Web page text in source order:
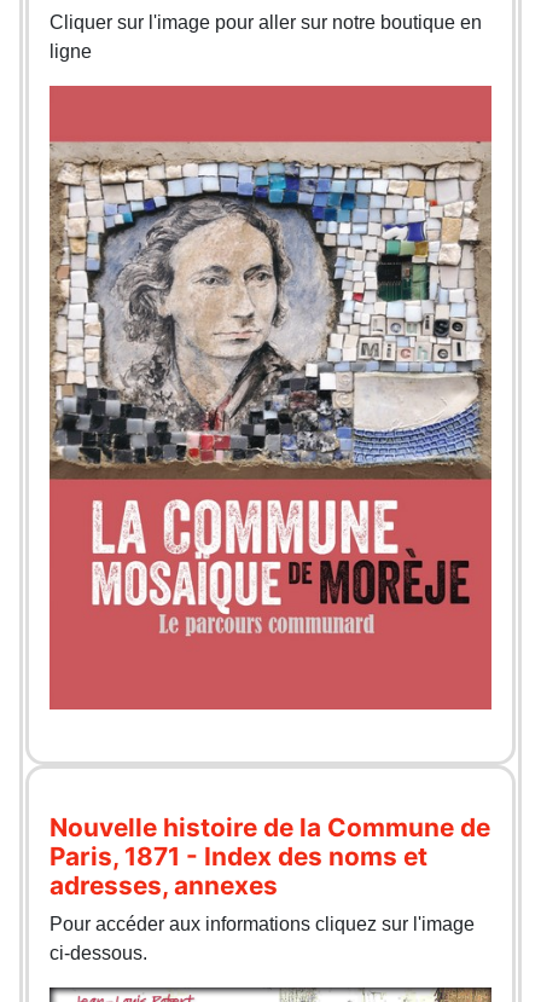
Cliquer sur l'image pour aller sur notre boutique en
ligne
Nouvelle histoire de la Commune de
Paris, 1871 - Index des noms et
adresses, annexes
Pour accéder aux informations cliquez sur l'image
ci-dessous.